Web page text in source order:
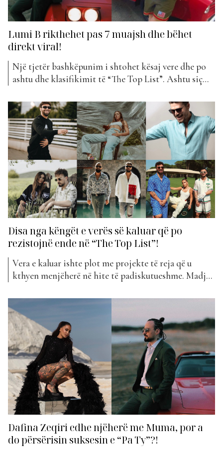
Lumi B rikthehet pas 7 muajsh dhe bëhet
direkt viral!
Një tjetër bashkëpunim i shtohet kësaj vere dhe po
ashtu dhe klasifikimit të “The Top List”. Ashtu siç
B janë bërë bashkë për të sjellë projektin e radhës.
“Nale nale” titullohet kënga e tyre e re që është
votuar nga fansat për...
Disa nga këngët e verës së kaluar që po
rezistojnë ende në “The Top List”!
Vera e kaluar ishte plot me projekte të reja që u
kthyen menjëherë në hite të padiskutueshme. Madje
publikut edhe sot pasi ende votohen dhe janë në
klasifikimin e “The Top List”. Ja cilat janë ato…
Butrint Imeri x Kida x...
Dafina Zeqiri edhe njëherë me Muma, por a
do përsërisin suksesin e “Pa Ty”?!